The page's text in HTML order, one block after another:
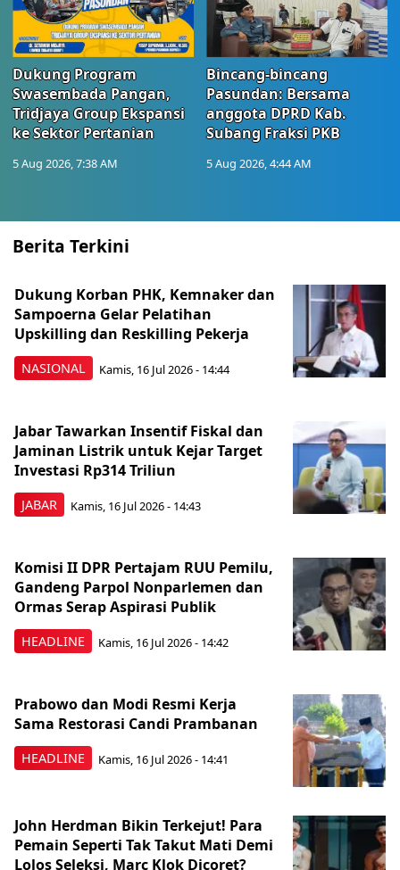
Dukung Program
Swasembada Pangan,
Tridjaya Group Ekspansi
ke Sektor Pertanian
5 Aug 2026, 7:38 AM
Bincang-bincang
Pasundan: Bersama
anggota DPRD Kab.
Subang Fraksi PKB
5 Aug 2026, 4:44 AM
Berita Terkini
NASIONAL
Dukung Korban PHK, Kemnaker dan
Sampoerna Gelar Pelatihan
Upskilling dan Reskilling Pekerja
Kamis, 16 Jul 2026 - 14:44
JABAR
Jabar Tawarkan Insentif Fiskal dan
Jaminan Listrik untuk Kejar Target
Investasi Rp314 Triliun
Kamis, 16 Jul 2026 - 14:43
HEADLINE
Komisi II DPR Pertajam RUU Pemilu,
Gandeng Parpol Nonparlemen dan
Ormas Serap Aspirasi Publik
Kamis, 16 Jul 2026 - 14:42
HEADLINE
Prabowo dan Modi Resmi Kerja
Sama Restorasi Candi Prambanan
Kamis, 16 Jul 2026 - 14:41
John Herdman Bikin Terkejut! Para
Pemain Seperti Tak Takut Mati Demi
Lolos Seleksi, Marc Klok Dicoret?